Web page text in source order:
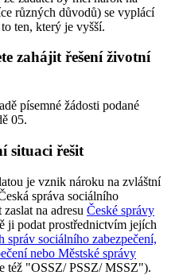
různých důvodů) se vyplácí
ten, který je vyšší.
zahájit řešení životní
písemné žádosti podané
05.
situaci řešit
je vznik nároku na zvláštní
správa sociálního
na adresu České správy
ji podat prostřednictvím jejích
správ sociálního zabezpečení,
nebo Městské správy
též "OSSZ/ PSSZ/ MSSZ").